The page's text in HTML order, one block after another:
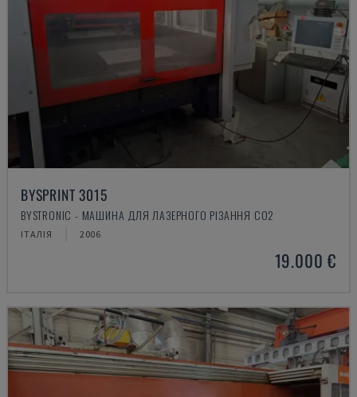
BYSPRINT 3015
BYSTRONIC - МАШИНА ДЛЯ ЛАЗЕРНОГО РІЗАННЯ CO2
ІТАЛІЯ 2006
19.000 €